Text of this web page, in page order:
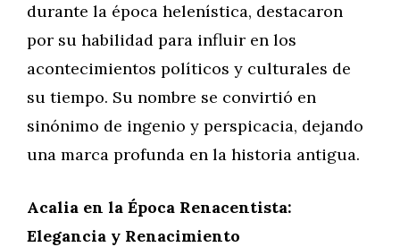
durante la época helenística, destacaron
por su habilidad para influir en los
acontecimientos políticos y culturales de
su tiempo. Su nombre se convirtió en
sinónimo de ingenio y perspicacia, dejando
una marca profunda en la historia antigua.
Acalia en la Época Renacentista:
Elegancia y Renacimiento